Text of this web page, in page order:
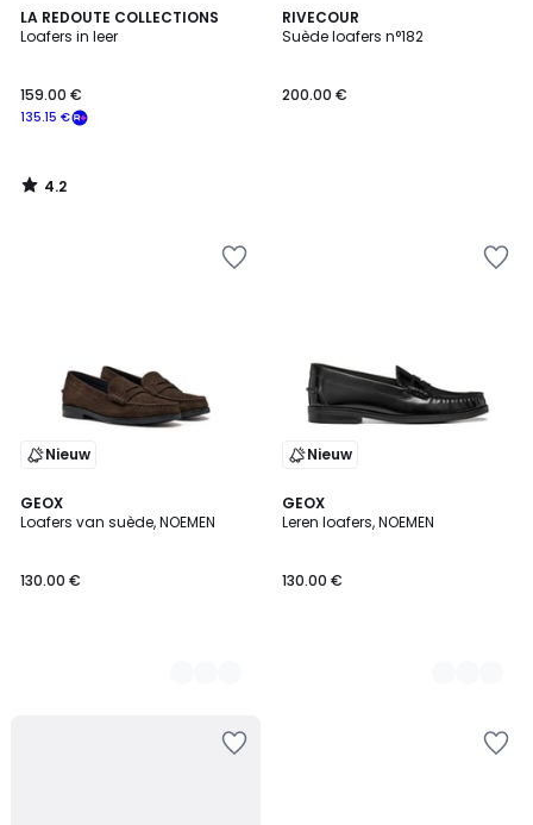
LA REDOUTE COLLECTIONS
Loafers in leer
135.15 €
159.00 €
4.2
/ 5
4.2
/
RIVECOUR
Suède loafers n°182
200.00 €
Nieuw
GEOX
Loafers van suède, NOEMEN
130.00 €
2
Kleuren
Nieuw
GEOX
Leren loafers, NOEMEN
130.00 €
2
Kleuren